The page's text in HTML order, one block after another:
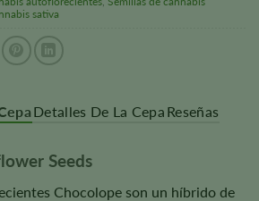
sativa
Detalles De La Cepa Reseñas
Seeds
Chocolope son un híbrido de